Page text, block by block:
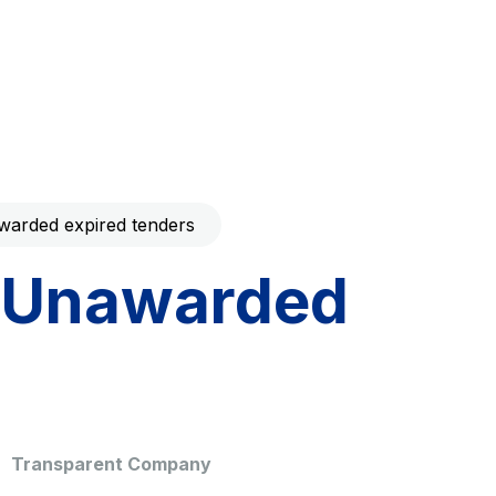
Valle
Società Autostrada Tirrenica
expired tenders
Unawarded
Transparent Company